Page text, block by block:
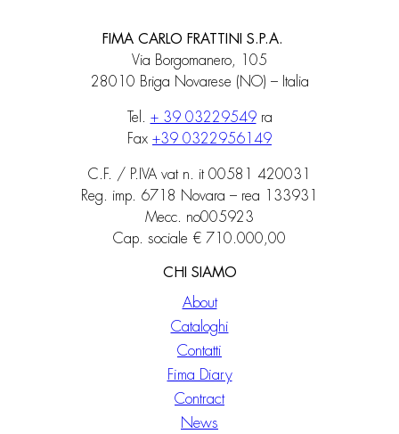
FIMA CARLO FRATTINI S.P.A.
Via Borgomanero, 105
28010 Briga Novarese (NO) – Italia
Tel. + 39 03229549ra
Fax +39 0322956149
C.F. / P.IVA vat n. it 00581 420031
Reg. imp. 6718 Novara – rea 133931
Mecc. no005923
Cap. sociale € 710.000,00
CHI SIAMO
About
Cataloghi
Contatti
Fima Diary
Contract
News